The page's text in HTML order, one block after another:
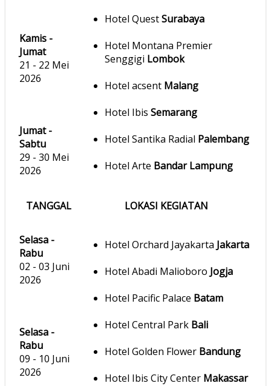
Hotel QuestSurabaya
Hotel Montana Premier
Senggigi Lombok
Hotel acsent Malang
Hotel Ibis Semarang
Hotel Santika Radial Palembang
Hotel Arte Bandar Lampung
Kamis -
Jumat
21 - 22 Mei
2026
Jumat -
Sabtu
29 - 30 Mei
2026
TANGGAL LOKASI KEGIATAN
Selasa -
Rabu
02 - 03 Juni
2026
Hotel Orchard Jayakarta Jakarta
Hotel Abadi Malioboro Jogja
Hotel Pacific Palace Batam
Hotel Central Park Bali
Hotel Golden Flower Bandung
Hotel Ibis City Center Makassar
Selasa -
Rabu
09 - 10 Juni
2026